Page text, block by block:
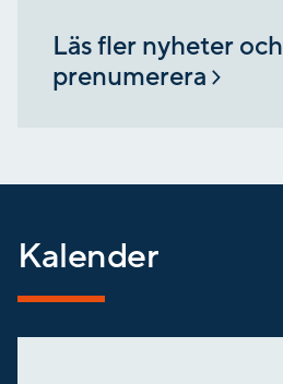
Läs fler nyheter och
prenumerera
Kalender